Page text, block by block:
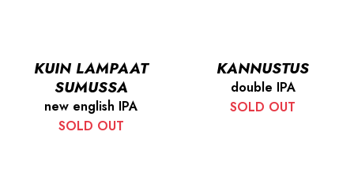
KUIN LAMPAAT
SUMUSSA
new english IPA
SOLD OUT
KANNUSTUS
double IPA
SOLD OUT